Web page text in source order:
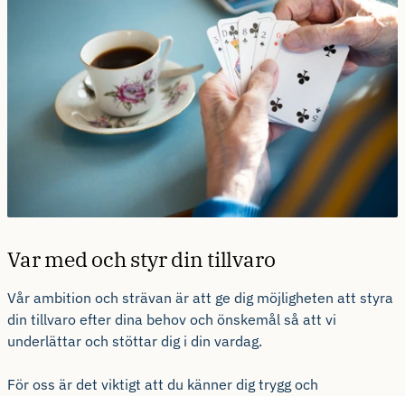
Var med och styr din tillvaro
Vår ambition och strävan är att ge dig möjligheten att styra
din tillvaro efter dina behov och önskemål så att vi
underlättar och stöttar dig i din vardag.
För oss är det viktigt att du känner dig trygg och